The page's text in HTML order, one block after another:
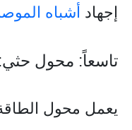
إجهاد أشباه
تاسعاً: محول حثي:
يعمل محول